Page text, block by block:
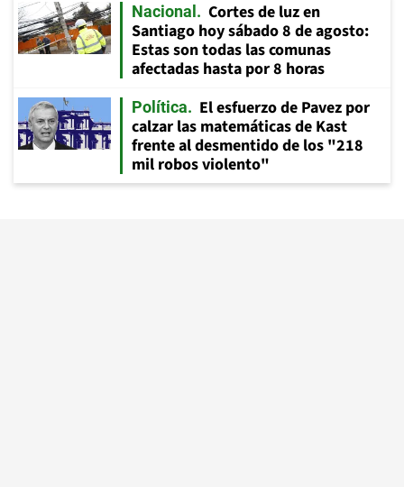
Nacional
Cortes de luz en
Santiago hoy sábado 8 de agosto:
Estas son todas las comunas
afectadas hasta por 8 horas
Política
El esfuerzo de Pavez por
calzar las matemáticas de Kast
frente al desmentido de los "218
mil robos violento"